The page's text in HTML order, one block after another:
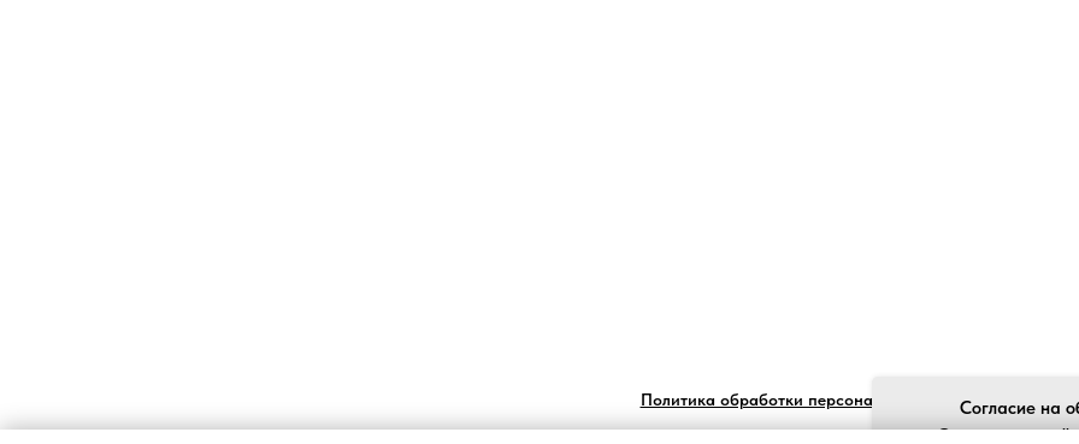
Политика обработки персональных данныхСогласие на
Ставя отметку